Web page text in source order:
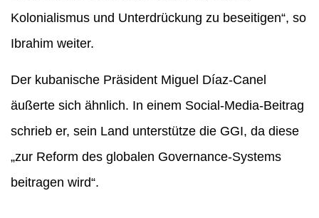
Kolonialismus und Unterdrückung zu beseitigen“, so
Ibrahim weiter.
Der kubanische Präsident Miguel Díaz-Canel
äußerte sich ähnlich. In einem Social-Media-Beitrag
schrieb er, sein Land unterstütze die GGI, da diese
„zur Reform des globalen Governance-Systems
beitragen wird“.